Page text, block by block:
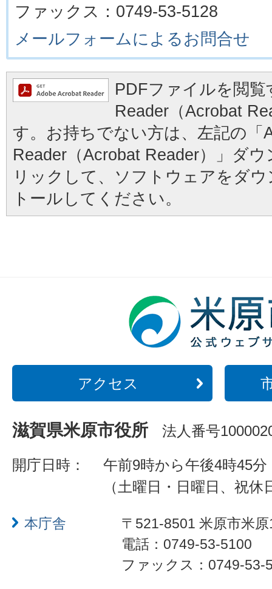
ファックス：0749-53-5128
メールフォームによるお問合せ
PDFファイルを閲
Reader（Acrobat
す。お持ちでない方は、左記の「
Reader（Acrobat Reader）」ダ
リックして、ソフトウェアをダ
トールしてください。
アクセス
滋賀県米原市役所 法人番号
開庁日時：
午前9時から午後4時45分
（土曜日・日曜日、祝
本庁舎
〒521-8501 米原市米
電話：0749-53-5100
ファックス：0749-53-